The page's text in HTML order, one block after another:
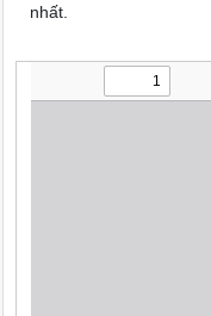
nhất.